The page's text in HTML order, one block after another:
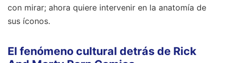
con mirar; ahora quiere intervenir en la anatomía de
sus íconos.
El fenómeno cultural detrás de Rick